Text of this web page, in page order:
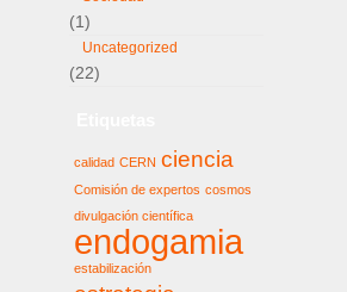
(1)
Uncategorized
(22)
calidad CERN ciencia
Comisión de expertos cosmos
divulgación científica
endogamia
estabilización